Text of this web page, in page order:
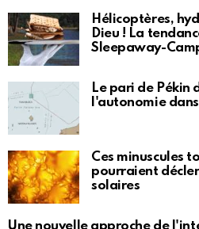
Hélicoptères,
Dieu ! La
Sleepaway-
Le pari de Pékin
l'autonomie
Ces minuscules
pourraient
solaires
Une nouvelle approche de